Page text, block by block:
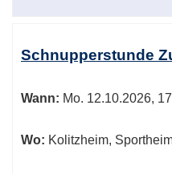
Schnupperstunde
Wann: Mo. 12.10.2026,
Wo: Kolitzheim,